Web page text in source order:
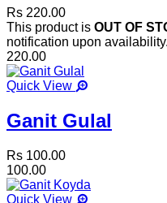
Rs 220.00
This product is OUT OF
notification upon availability.
220.00
Quick View
Ganit Gulal
Rs 100.00
100.00
Quick View